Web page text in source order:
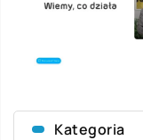
Kategoria